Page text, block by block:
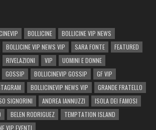
BOLLICINE
BOLLICINE VIP NEWS
BOLLICINE VIP NEWS VIP SARA FONTE
FEATURED
RIVELAZIONI VIP
UOMINI E DONNE
GOSSIP BOLLICINEVIP GOSSIP
GF VIP
BOLLICINEVIP NEWS VIP
GRANDE FRATELLO
SIGNORINI ANDREA IANNUZZI
ISOLA DEI FAMOSI
BELEN RODRIGUEZ
TEMPTATION ISLAND
VIP EVENTI